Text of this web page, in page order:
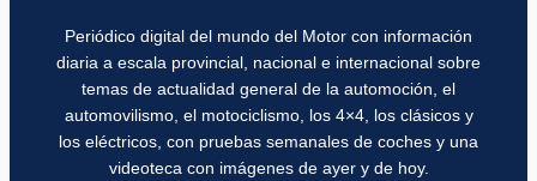
Periódico digital del mundo del Motor con información
diaria a escala provincial, nacional e internacional sobre
temas de actualidad general de la automoción, el
automovilismo, el motociclismo, los 4×4, los clásicos y
los eléctricos, con pruebas semanales de coches y una
videoteca con imágenes de ayer y de hoy.